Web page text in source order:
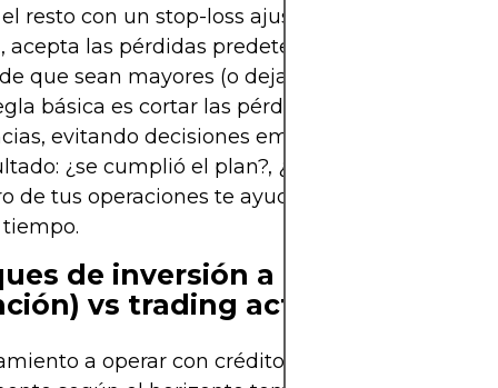
resto con un stop-loss ajustado. Si la operación
acepta las pérdidas predeterminadas y cierra la
que sean mayores (o deja que se ejecute el
básica es cortar las pérdidas pronto y dejar
evitando decisiones emocionales. Tras
¿se cumplió el plan?, ¿qué se aprendió?
de tus operaciones te ayudará a refinar tu
de inversión a largo plazo
vs trading activo
a operar con créditos de carbono puede